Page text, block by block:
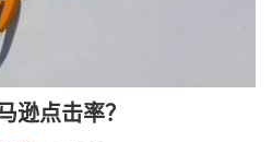
逊点击率？